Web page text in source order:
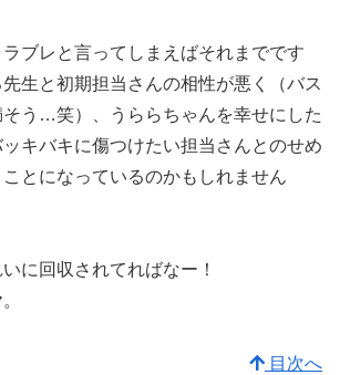
ブレと言ってしまえばそれまでです
生と初期担当さんの相性が悪く（バス
う…笑）、うららちゃんを幸せにした
キバキに傷つけたい担当さんとのせめ
とになっているのかもしれません
に回収されてればなー！
目次へ